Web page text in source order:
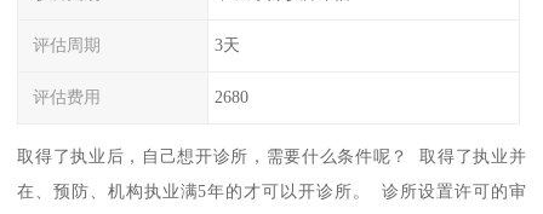
评估周期 3天
评估费用 2680
取得了执业后，自己想开诊所，需要什么条件呢？ 取得了执业并
在、预防、机构执业满5年的才可以开诊所。 诊所设置许可的审